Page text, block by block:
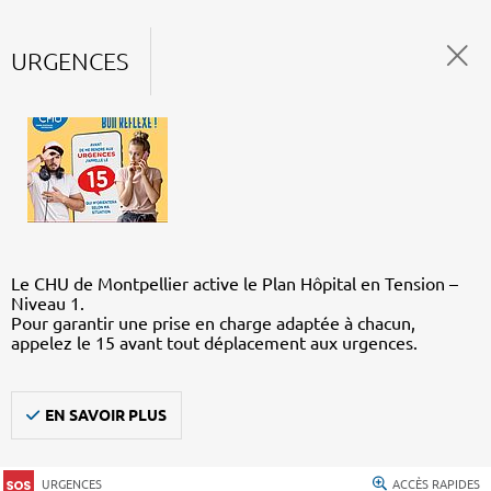
URGENCES
Le CHU de Montpellier active le Plan Hôpital en Tension –
Niveau 1.
Pour garantir une prise en charge adaptée à chacun,
appelez le 15 avant tout déplacement aux urgences.
EN SAVOIR PLUS
URGENCES ACCÈS RAPIDES